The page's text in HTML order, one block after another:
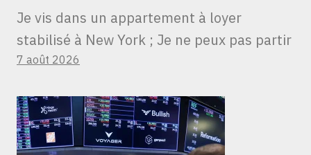
Je vis dans un appartement à loyer
stabilisé à New York ; Je ne peux pas partir
7 août 2026